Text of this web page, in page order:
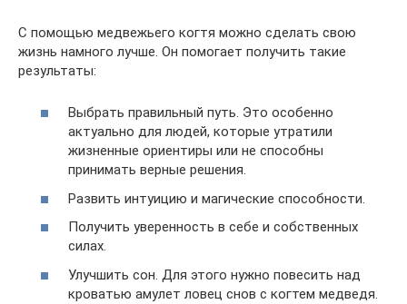
С помощью медвежьего когтя можно сделать свою
жизнь намного лучше. Он помогает получить такие
результаты:
Выбрать правильный путь. Это особенно
актуально для людей, которые утратили
жизненные ориентиры или не способны
принимать верные решения.
Развить интуицию и магические способности.
Получить уверенность в себе и собственных
силах.
Улучшить сон. Для этого нужно повесить над
кроватью амулет ловец снов с когтем медведя.